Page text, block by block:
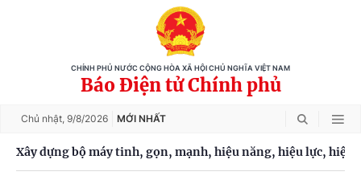
CHÍNH PHỦ NƯỚC CỘNG HÒA XÃ HỘI CHỦ NGHĨA VIỆT NAM
Báo Điện tử Chính phủ
Chủ nhật, 9/8/2026 MỚI NHẤT
Xây dựng bộ máy tinh, gọn, mạnh, hiệu năng, hiệu lực, hiệu